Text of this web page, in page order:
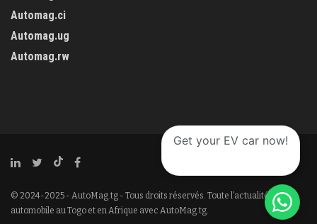
Automag.ci
Automag.ug
Automag.rw
© 2024-2025 - AutoMag.tg - Tous droits réservés. Toute l’actualité
automobile au Togo et en Afrique avec AutoMag.tg.
Get your EV car now!